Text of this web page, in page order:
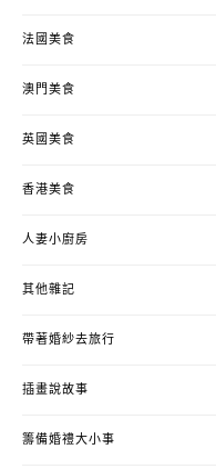
法國美食
澳門美食
英國美食
香港美食
人妻小廚房
其他雜記
帶著婚紗去旅行
插畫說故事
籌備婚禮大小事